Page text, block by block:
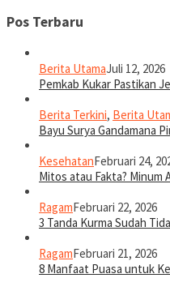
Pos Terbaru
Berita UtamaJuli 12, 2026
Pemkab Kukar Pastikan
Berita Terkini, Berita
Bayu Surya Gandamana
KesehatanFebruari 24,
Mitos atau Fakta? Minum
RagamFebruari 22, 2026
3 Tanda Kurma Sudah
RagamFebruari 21, 2026
8 Manfaat Puasa untuk